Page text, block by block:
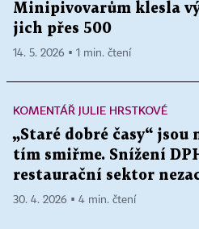
Minipivovarům klesla
jich přes 500
14. 5. 2026 ▪ 1 min. čtení
KOMENTÁŘ JULIE HRSTKOVÉ
„Staré dobré časy“ jsou
tím smiřme. Snížení
restaurační sektor
30. 4. 2026 ▪ 4 min. čtení